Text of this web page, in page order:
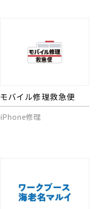
モバイル修理救急便
iPhone修理